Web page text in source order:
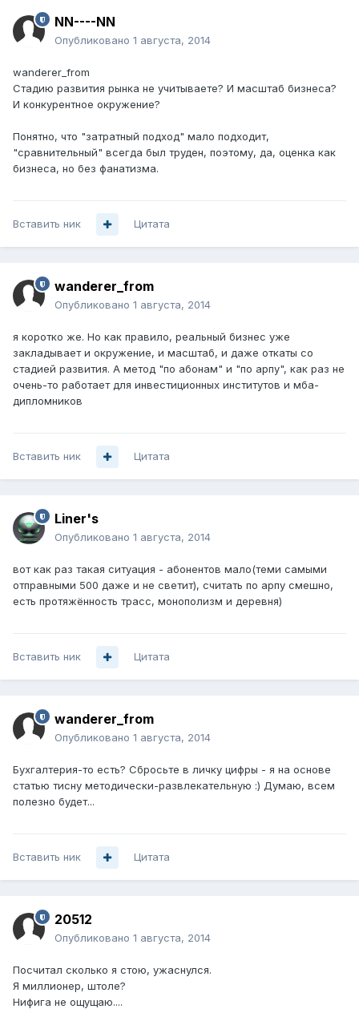
NN----NN
Опубликовано 1 августа, 2014
wanderer_from
Стадию развития рынка не учитываете? И масштаб бизнеса?
И конкурентное окружение?
Понятно, что "затратный подход" мало подходит,
"сравнительный" всегда был труден, поэтому, да, оценка как
бизнеса, но без фанатизма.
Вставить ник Цитата
wanderer_from
Опубликовано 1 августа, 2014
я коротко же. Но как правило, реальный бизнес уже
закладывает и окружение, и масштаб, и даже откаты со
стадией развития. А метод "по абонам" и "по арпу", как раз не
очень-то работает для инвестиционных институтов и мба-
дипломников
Вставить ник Цитата
Liner's
Опубликовано 1 августа, 2014
вот как раз такая ситуация - абонентов мало(теми самыми
отправными 500 даже и не светит), считать по арпу смешно,
есть протяжённость трасс, монополизм и деревня)
Вставить ник Цитата
wanderer_from
Опубликовано 1 августа, 2014
Бухгалтерия-то есть? Сбросьте в личку цифры - я на основе
статью тисну методически-развлекательную :) Думаю, всем
полезно будет...
Вставить ник Цитата
20512
Опубликовано 1 августа, 2014
Посчитал сколько я стою, ужаснулся.
Я миллионер, штоле?
Нифига не ощущаю....